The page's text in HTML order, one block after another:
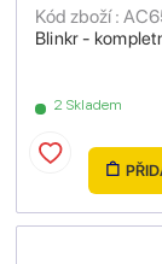
Blinkr -
Kód zboží :
2 Skladem